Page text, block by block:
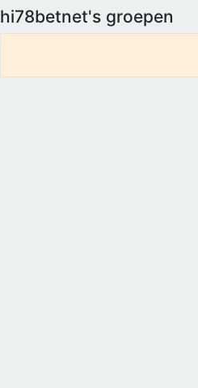
hi78betnet's groepen